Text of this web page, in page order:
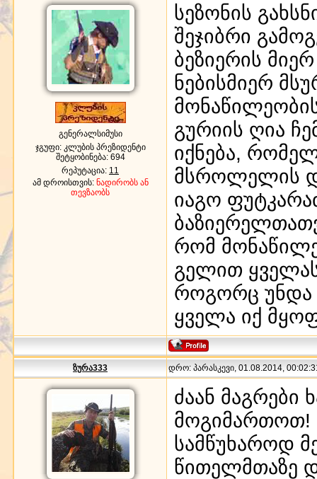
გენერალსიმუსი
ჯგუფი: კლუბის პრეზიდენტი
შეტყობინება: 694
რეპუტაცია: 11
ამ დროისთვის: ნადირობს ან
თევზაობს
სეზონის
შეჯიბრი
ბეზიერის
ნებისმიერ
გურიის ღია
იქნება,
მსროლელის
იაგო
რომ
გელით ყველას
როგორც უნდა
ყველა იქ
ზურა333 დრო: პარასკევი, 01.08.2014,
ძაან
მოგიმართოთ!
სამწუხაროდ
წითელმთაზე